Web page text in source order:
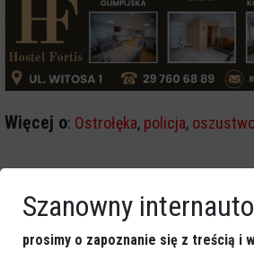
Więcej o: Ostrołęka, policja,
Szanowny
prosimy o zapoznanie się z treścią i